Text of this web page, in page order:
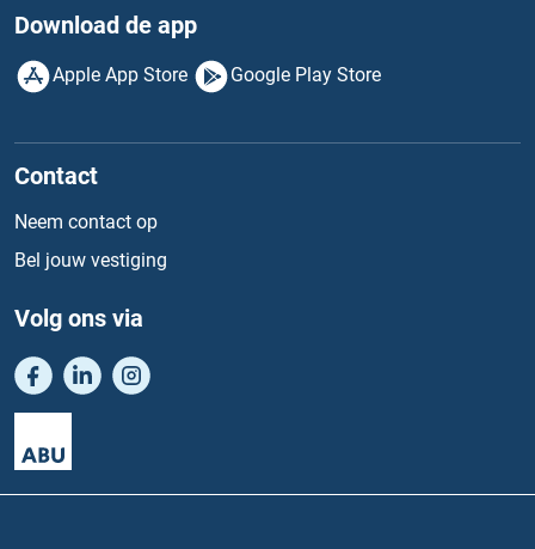
Download de app
Apple App Store Google Play Store
Contact
Neem contact op
Bel jouw vestiging
Volg ons via